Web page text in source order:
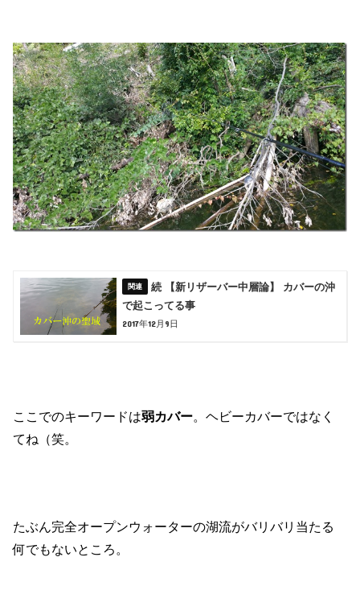
続 【新リザーバー中層論】 カバーの沖
で起こってる事
2017年12月9日
ここでのキーワードは弱カバー。ヘビーカバーではなく
てね（笑。
たぶん完全オープンウォーターの湖流がバリバリ当たる
何でもないところ。